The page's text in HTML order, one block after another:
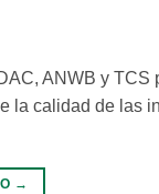
ANWB y TCS
la calidad de las
→